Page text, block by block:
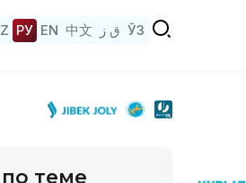
РУ EN 中文 ق ز ЎЗ
теме